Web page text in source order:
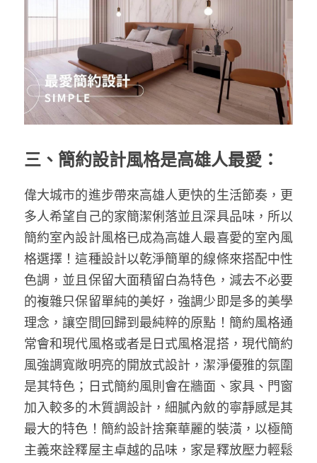
三、簡約設計風格是高雄人最愛：
偉大城市的進步帶來高雄人更快的生活節奏，更
多人希望自己的家簡潔俐落並且深具品味，所以
簡約室內設計風格已成為高雄人最喜愛的室內風
格選擇！這種設計以乾淨簡單的線條來搭配中性
色調，並且保留大面積留白為特色，減去不必要
的複雜只保留單純的美好，強調少即是多的美學
理念，讓空間回歸到最純粹的原點！簡約風格通
常會和現代風格或者是日式風格混搭，現代簡約
風強調寬敞明亮的開放式設計，潔淨優雅的氛圍
是其特色；日式簡約風則會在牆面、家具、門窗
加入較多的木質調設計，細膩內斂的寧靜感是其
最大的特色！簡約設計捨棄華麗的裝潢，以極簡
主義來詮釋屋主卓越的品味，家是釋放壓力輕鬆